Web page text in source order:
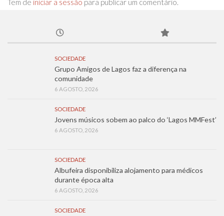
Tem de iniciar a sessão para publicar um comentário.
SOCIEDADE
Grupo Amigos de Lagos faz a diferença na
comunidade
6 AGOSTO, 2026
SOCIEDADE
Jovens músicos sobem ao palco do ‘Lagos MMFest’
6 AGOSTO, 2026
SOCIEDADE
Albufeira disponibiliza alojamento para médicos
durante época alta
6 AGOSTO, 2026
SOCIEDADE